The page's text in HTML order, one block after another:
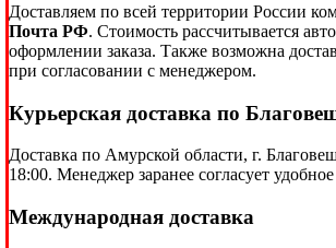
Доставляем по всей территории России
Почта РФ. Стоимость рассчитывается
оформлении заказа. Также возможна
при согласовании с менеджером.
Курьерская доставка по
Доставка по Амурской области, г.
18:00. Менеджер заранее согласует
Международная доставка